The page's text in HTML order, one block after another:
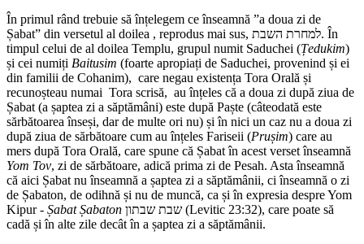
În primul rând trebuie să înțelegem ce înseamnă ”a doua zi de
Șabat” din versetul al doilea , reprodus mai sus, למחרת השבת. În
timpul celui de al doilea Templu, grupul numit Saduchei (Țedukim)
și cei numiți Baitusim (foarte apropiați de Saduchei, provenind și ei
din familii de Cohanim), care negau existența Tora Orală și
recunoșteau numai Tora scrisă, au înțeles că a doua zi după ziua de
Șabat (a șaptea zi a săptămâni) este după Paște (câteodată este
sărbătoarea înseși, dar de multe ori nu) și în nici un caz nu a doua zi
după ziua de sărbătoare cum au înțeles Fariseii (Prușim) care au
mers după Tora Orală, care spune că Șabat în acest verset înseamnă
Yom Tov, zi de sărbătoare, adică prima zi de Pesah. Asta înseamnă
că aici Șabat nu înseamnă a șaptea zi a săptămânii, ci înseamnă o zi
de Șabaton, de odihnă și nu de muncă, ca și în expresia despre Yom
Kipur - Șabat Șabaton
cadă și în alte zile decât în a șaptea zi a săptămânii.